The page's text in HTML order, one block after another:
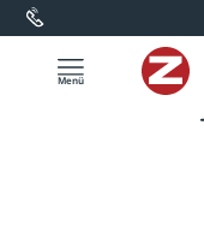
springen